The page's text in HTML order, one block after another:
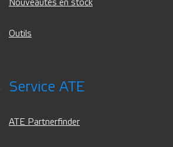
Nouveautés en stock
Outils
Service ATE
ATE Partnerfinder